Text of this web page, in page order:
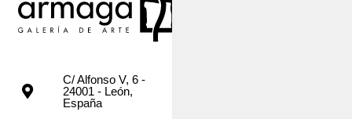
C/ Alfonso V, 6 -
24001 - León,
España